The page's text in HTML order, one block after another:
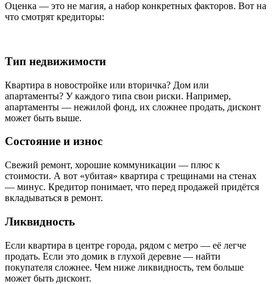
Оценка — это не магия, а набор конкретных факторов. Вот на
что смотрят кредиторы:
Тип недвижимости
Квартира в новостройке или вторичка? Дом или
апартаменты? У каждого типа свои риски. Например,
апартаменты — нежилой фонд, их сложнее продать, дисконт
может быть выше.
Состояние и износ
Свежий ремонт, хорошие коммуникации — плюс к
стоимости. А вот «убитая» квартира с трещинами на стенах
— минус. Кредитор понимает, что перед продажей придётся
вкладываться в ремонт.
Ликвидность
Если квартира в центре города, рядом с метро — её легче
продать. Если это домик в глухой деревне — найти
покупателя сложнее. Чем ниже ликвидность, тем больше
может быть дисконт.